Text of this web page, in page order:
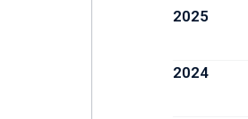
2025
2024